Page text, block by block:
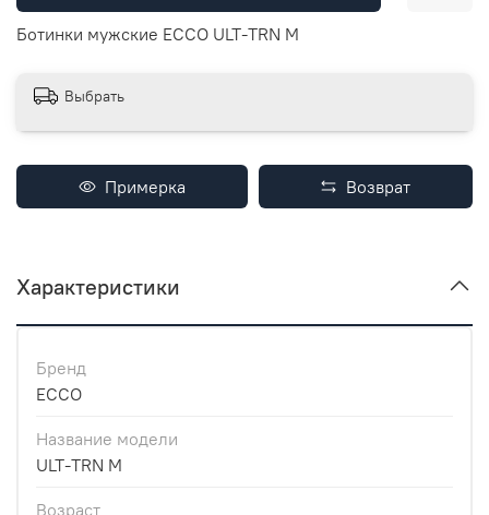
Ботинки мужские ECCO ULT-TRN M
Выбрать
Примерка Возврат
Характеристики
Бренд
ECCO
Название модели
ULT-TRN M
Возраст